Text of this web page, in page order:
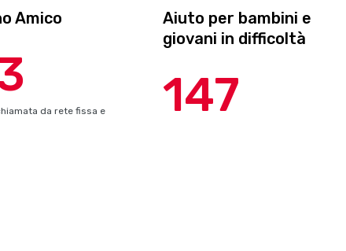
Amico
da rete fissa e
Aiuto per bambini e
giovani in difficoltà
147